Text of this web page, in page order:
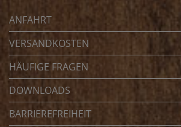
ANFAHRT
VERSANDKOSTEN
HÄUFIGE FRAGEN
DOWNLOADS
BARRIEREFREIHEIT